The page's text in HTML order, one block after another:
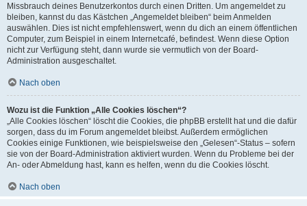
Missbrauch deines Benutzerkontos durch einen Dritten. Um angemeldet zu
bleiben, kannst du das Kästchen „Angemeldet bleiben“ beim Anmelden
auswählen. Dies ist nicht empfehlenswert, wenn du dich an einem öffentlichen
Computer, zum Beispiel in einem Internetcafé, befindest. Wenn diese Option
nicht zur Verfügung steht, dann wurde sie vermutlich von der Board-
Administration ausgeschaltet.
Nach oben
Wozu ist die Funktion „Alle Cookies löschen“?
„Alle Cookies löschen“ löscht die Cookies, die phpBB erstellt hat und die dafür
sorgen, dass du im Forum angemeldet bleibst. Außerdem ermöglichen
Cookies einige Funktionen, wie beispielsweise den „Gelesen“-Status – sofern
sie von der Board-Administration aktiviert wurden. Wenn du Probleme bei der
An- oder Abmeldung hast, kann es helfen, wenn du die Cookies löscht.
Nach oben